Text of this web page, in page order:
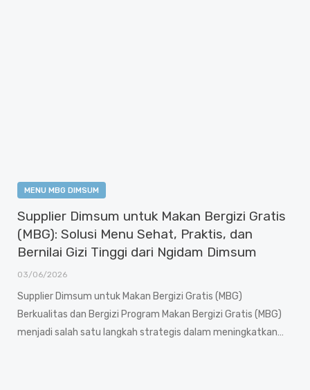
MENU MBG DIMSUM
Supplier Dimsum untuk Makan Bergizi Gratis
(MBG): Solusi Menu Sehat, Praktis, dan
Bernilai Gizi Tinggi dari Ngidam Dimsum
03/06/2026
Supplier Dimsum untuk Makan Bergizi Gratis (MBG)
Berkualitas dan Bergizi Program Makan Bergizi Gratis (MBG)
menjadi salah satu langkah strategis dalam meningkatkan…